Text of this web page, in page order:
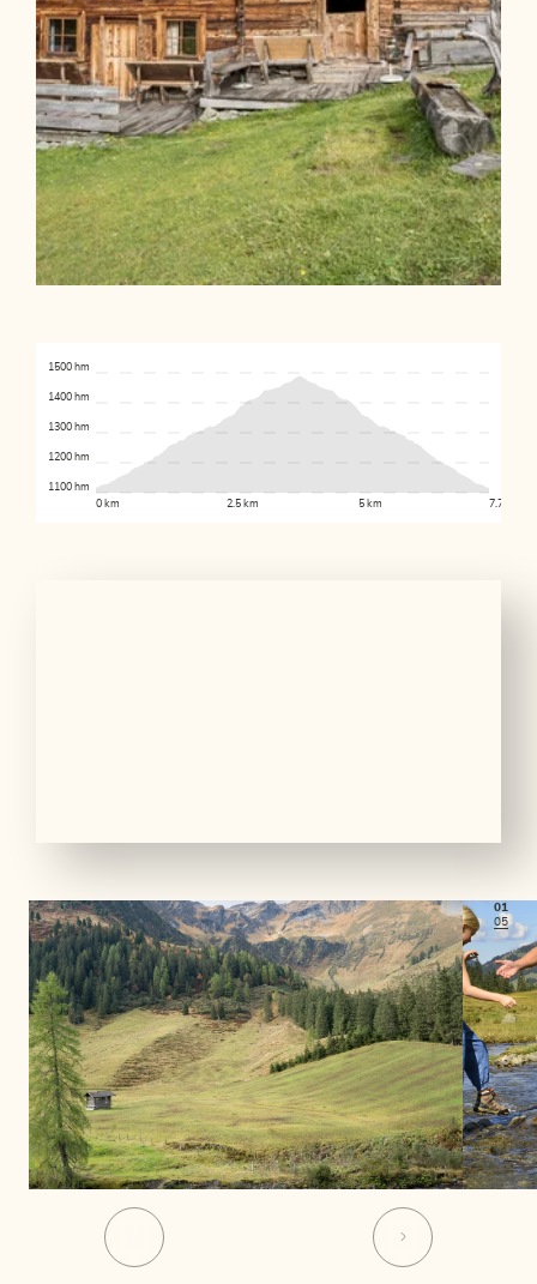
0 km 2.5 km 5 km 7.7 km
1100 hm
1200 hm
1300 hm
1400 hm
1500 hm
01
05